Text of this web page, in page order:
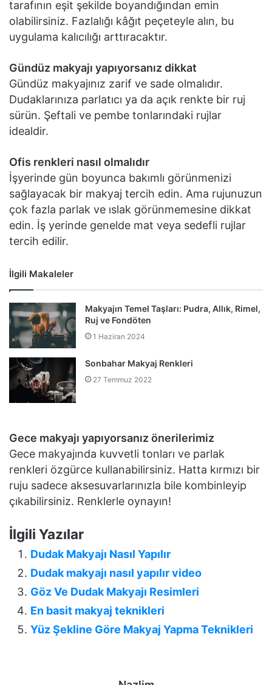
tarafının eşit şekilde boyandığından emin
olabilirsiniz. Fazlalığı kâğıt peçeteyle alın, bu
uygulama kalıcılığı arttıracaktır.
Gündüz makyajı yapıyorsanız dikkat
Gündüz makyajınız zarif ve sade olmalıdır.
Dudaklarınıza parlatıcı ya da açık renkte bir ruj
sürün. Şeftali ve pembe tonlarındaki rujlar
idealdir.
Ofis renkleri nasıl olmalıdır
İşyerinde gün boyunca bakımlı görünmenizi
sağlayacak bir makyaj tercih edin. Ama rujunuzun
çok fazla parlak ve ıslak görünmemesine dikkat
edin. İş yerinde genelde mat veya sedefli rujlar
tercih edilir.
İlgili Makaleler
Makyajın Temel Taşları: Pudra, Allık, Rimel,
Ruj ve Fondöten
1 Haziran 2024
Sonbahar Makyaj Renkleri
27 Temmuz 2022
Gece makyajı yapıyorsanız önerilerimiz
Gece makyajında kuvvetli tonları ve parlak
renkleri özgürce kullanabilirsiniz. Hatta kırmızı bir
ruju sadece aksesuvarlarınızla bile kombinleyip
çıkabilirsiniz. Renklerle oynayın!
İlgili Yazılar
Dudak Makyajı Nasıl Yapılır
Dudak makyajı nasıl yapılır video
Göz Ve Dudak Makyajı Resimleri
En basit makyaj teknikleri
Yüz Şekline Göre Makyaj Yapma Teknikleri